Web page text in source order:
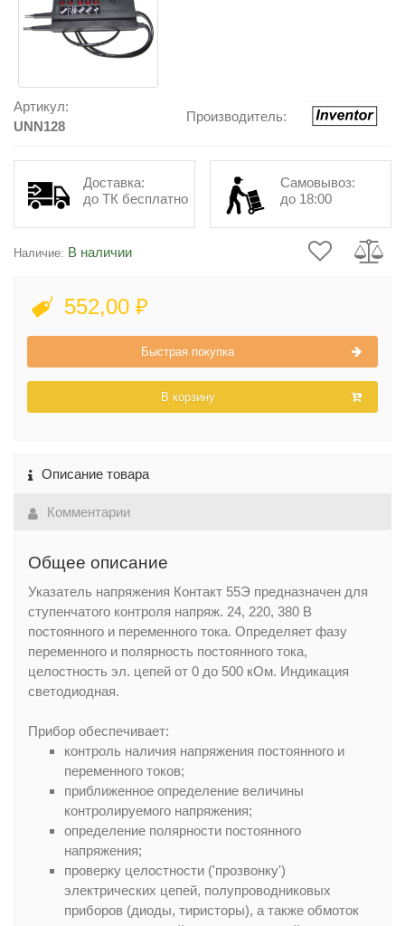
Артикул:
UNN128
Производитель:
Доставка:
до ТК бесплатно
Самовывоз:
до 18:00
Наличие: В наличии
552,00 ₽
Быстрая покупка
В корзину
Описание товара
Комментарии
Общее описание
Указатель напряжения Контакт 55Э предназначен для
ступенчатого контроля напряж. 24, 220, 380 В
постоянного и переменного тока. Определяет фазу
переменного и полярность постоянного тока,
целостность эл. цепей от 0 до 500 кОм. Индикация
светодиодная.
Прибор обеспечивает:
контроль наличия напряжения постоянного и
переменного токов;
приближенное определение величины
контролируемого напряжения;
определение полярности постоянного
напряжения;
проверку целостности ('прозвонку')
электрических цепей, полупроводниковых
приборов (диоды, тиристоры), а также обмоток